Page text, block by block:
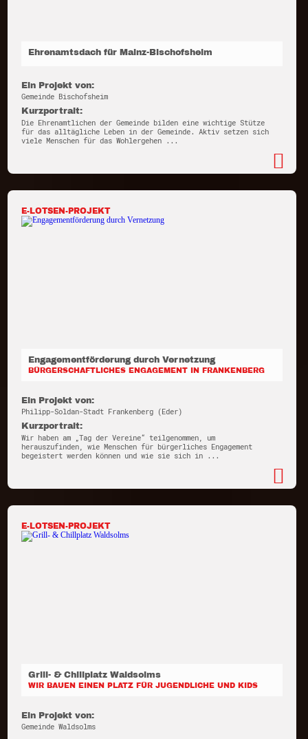
Ehrenamtsdach für Mainz-Bischofsheim
Ein Projekt von:
Gemeinde Bischofsheim
Kurzportrait:
Die Ehrenamtlichen der Gemeinde bilden eine wichtige Stütze
für das alltägliche Leben in der Gemeinde. Aktiv setzen sich
viele Menschen für das Wohlergehen ...
E-LOTSEN-PROJEKT
Engagementförderung durch Vernetzung
BÜRGERSCHAFTLICHES ENGAGEMENT IN FRANKENBERG
Ein Projekt von:
Philipp-Soldan-Stadt Frankenberg (Eder)
Kurzportrait:
Wir haben am „Tag der Vereine“ teilgenommen, um
herauszufinden, wie Menschen für bürgerliches Engagement
begeistert werden können und wie sie sich in ...
E-LOTSEN-PROJEKT
Grill- & Chillplatz Waldsolms
WIR BAUEN EINEN PLATZ FÜR JUGENDLICHE UND KIDS
Ein Projekt von:
Gemeinde Waldsolms